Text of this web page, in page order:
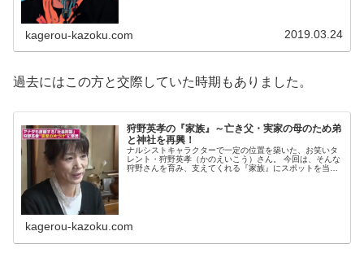
kagerou-kazoku.com 2019.03.24
過去にはこの方と交際していた時期もありました。
狩野英孝の『家族』～亡き父・実家の母のため弟
と神社を再興！
ナルシストキャラクターで一定の位置を築いた、お笑いタ
レント・狩野英孝（かのえいこう）さん。 今回は、そんな
狩野さんを育み、支えてくれる『家族』にスポットを当
kagerou-kazoku.com